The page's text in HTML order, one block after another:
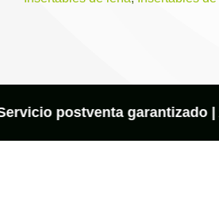
postventa garantizado |